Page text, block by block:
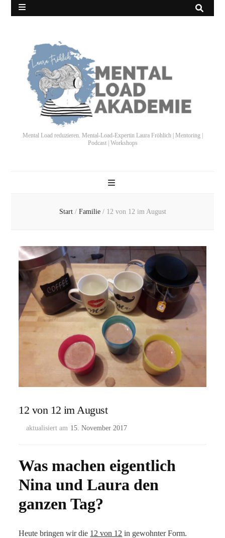
Mental Load reduzieren. Mental-Load-Expertin Laura Fröhlich | Mentoring |
Podcast | Workshops
Start / Familie / 12 von 12 im August
12 von 12 im August
aktualisiert am 15. November 2017
Was machen eigentlich
Nina und Laura den
ganzen Tag?
Heute bringen wir die 12 von 12 in gewohnter Form.